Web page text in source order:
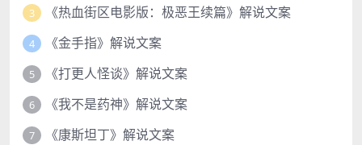
3 《热血街区电影版：极恶王续篇》解说文案
4 《金手指》解说文案
5 《打更人怪谈》解说文案
6 《我不是药神》解说文案
7 《康斯坦丁》解说文案